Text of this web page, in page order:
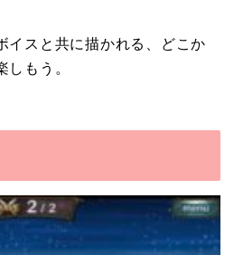
イスと共に描かれる、どこか
しもう。